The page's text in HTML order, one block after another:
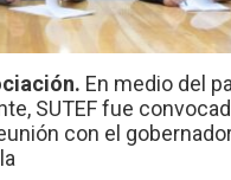
En medio del
SUTEF fue
con el